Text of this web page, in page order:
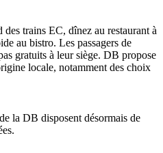
des trains EC, dînez au restaurant à
au bistro. Les passagers de
gratuits à leur siège. DB propose
locale, notamment des choix
la DB disposent désormais de